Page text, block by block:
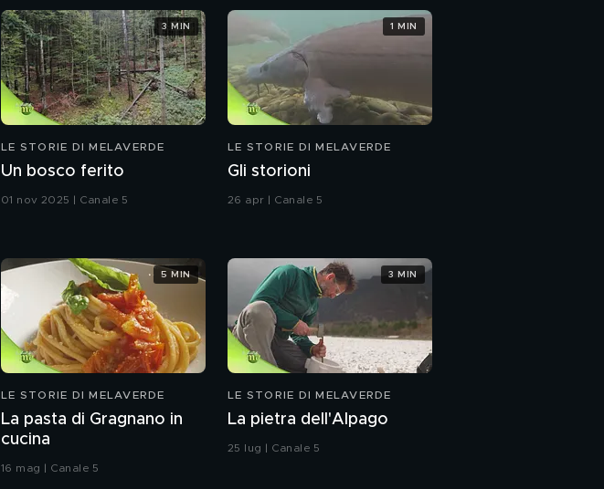
LE STORIE DI MELAVERDE
Un bosco ferito
01 nov 2025 | Canale 5
3 MIN
LE STORIE DI MELAVERDE
Gli storioni
26 apr | Canale 5
1 MIN
LE STORIE DI MELAVERDE
La pasta di Gragnano in
cucina
16 mag | Canale 5
5 MIN
LE STORIE DI MELAVERDE
La pietra dell'Alpago
25 lug | Canale 5
3 MIN